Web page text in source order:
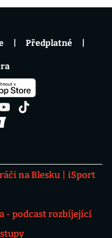
na Blesku
iSport
- podcast rozbíjející
Předplatné